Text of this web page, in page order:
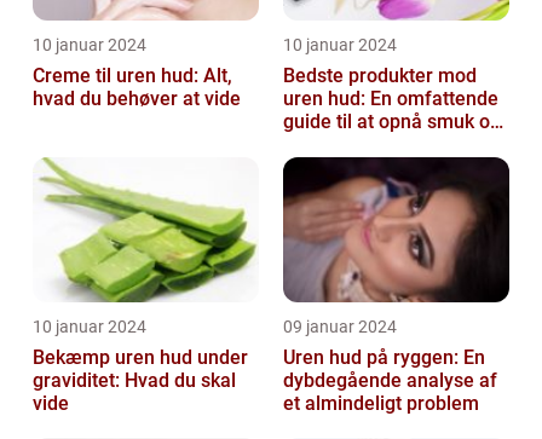
10 januar 2024
Creme til uren hud: Alt,
hvad du behøver at vide
10 januar 2024
Bedste produkter mod
uren hud: En omfattende
guide til at opnå smuk og
10 januar 2024
Bekæmp uren hud under
graviditet: Hvad du skal
vide
09 januar 2024
Uren hud på ryggen: En
dybdegående analyse af
et almindeligt problem